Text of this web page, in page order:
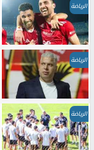
الرياضة
الرياضة
الرياضة